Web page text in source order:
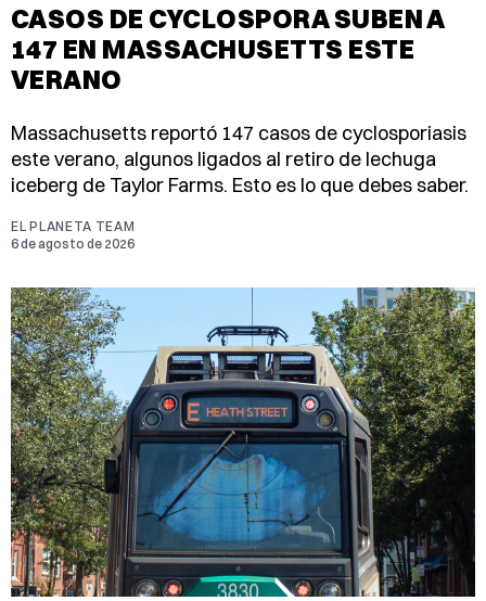
CASOS DE CYCLOSPORA SUBEN A
147 EN MASSACHUSETTS ESTE
VERANO
Massachusetts reportó 147 casos de cyclosporiasis
este verano, algunos ligados al retiro de lechuga
iceberg de Taylor Farms. Esto es lo que debes saber.
EL PLANETA TEAM
6 de agosto de 2026